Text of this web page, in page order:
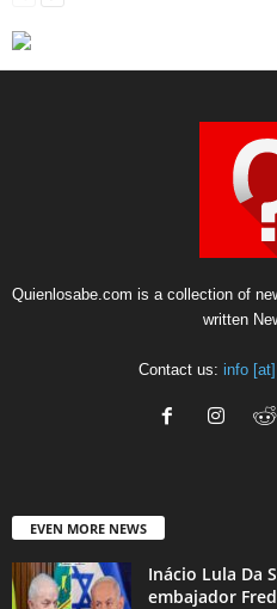
Quienlosabe.com is a collection of
written
Contact us: info
EVEN MORE NEWS
Inácio Lula Da
embajador